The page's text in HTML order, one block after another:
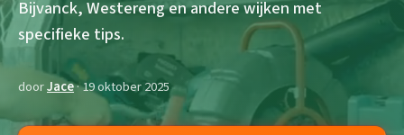
Bijvanck, Westereng en andere wijken met
specifieke tips.
doorJace· 19 oktober 2025